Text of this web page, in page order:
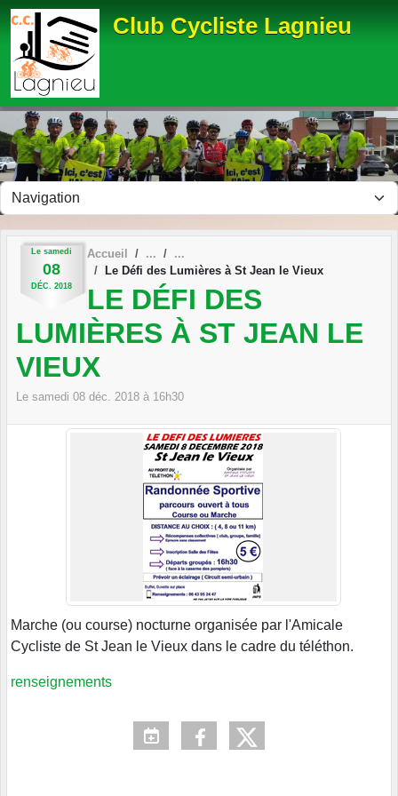
Club Cycliste Lagnieu
Le samedi
08
DÉC. 2018
Accueil
Le Défi des Lumières à St Jean le Vieux
LE DÉFI DES
LUMIÈRES À ST JEAN LE
VIEUX
Le samedi 08 déc. 2018 à 16h30
Marche (ou course) nocturne organisée par l'Amicale
Cycliste de St Jean le Vieux dans le cadre du téléthon.
renseignements
Panneau de gestion des cookies